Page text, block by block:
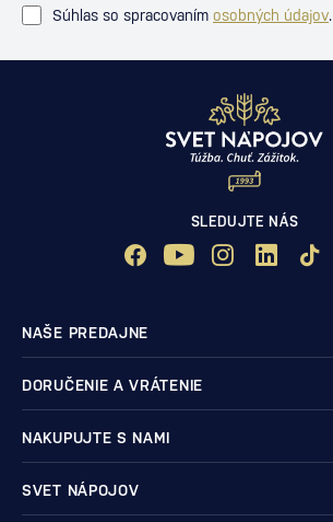
Súhlas so spracovaním osobných údajov.
SLEDUJTE NÁS
NAŠE PREDAJNE
DORUČENIE A VRÁTENIE
NAKUPUJTE S NAMI
SVET NÁPOJOV